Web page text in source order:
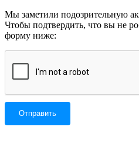
Мы заметили подозрительную
Чтобы подтвердить, что вы не
форму ниже: